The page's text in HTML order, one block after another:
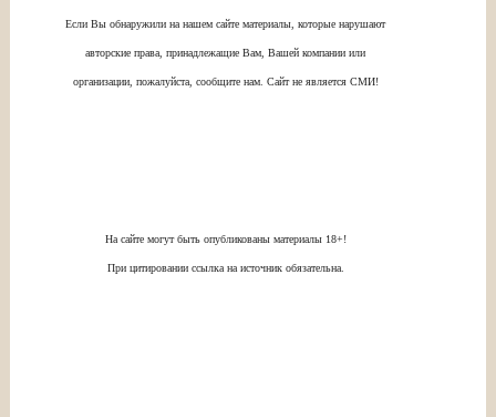
Если Вы обнаружили на нашем сайте материалы, которые нарушают
авторские права, принадлежащие Вам, Вашей компании или
организации, пожалуйста, сообщите нам. Сайт не является СМИ!
На сайте могут быть опубликованы материалы 18+!
При цитировании ссылка на источник обязательна.